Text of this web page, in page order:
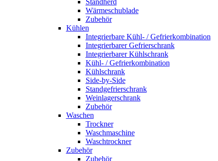
Standherd
Wärmeschublade
Zubehör
Kühlen
Integrierbare Kühl- / Gefrierkombination
Integrierbarer Gefrierschrank
Integrierbarer Kühlschrank
Kühl- / Gefrierkombination
Kühlschrank
Side-by-Side
Standgefrierschrank
Weinlagerschrank
Zubehör
Waschen
Trockner
Waschmaschine
Waschtrockner
Zubehör
Zubehör